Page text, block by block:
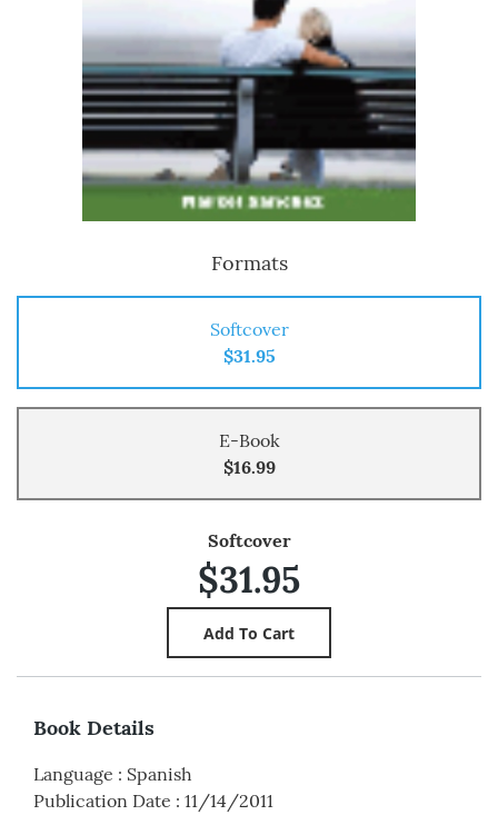
Formats
Softcover
$31.95
E-Book
$16.99
Softcover
$31.95
Book Details
Language : Spanish
Publication Date : 11/14/2011